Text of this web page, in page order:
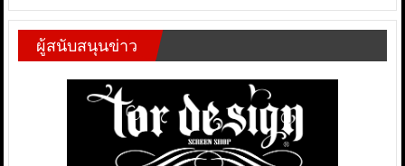
ผู้สนับสนุนข่าว